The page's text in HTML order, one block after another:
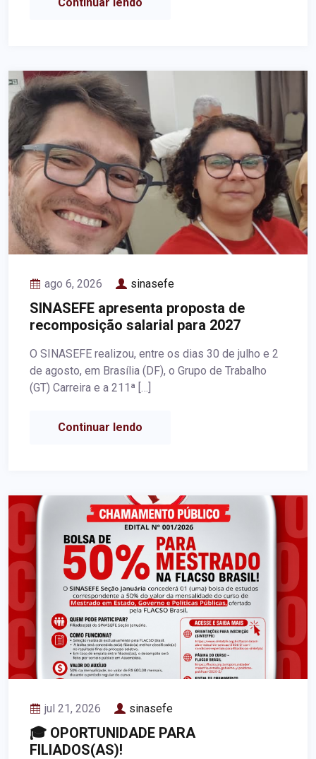
ago 6, 2026 sinasefe
SINASEFE apresenta proposta de
recomposição salarial para 2027
O SINASEFE realizou, entre os dias 30 de julho e 2
de agosto, em Brasília (DF), o Grupo de Trabalho
(GT) Carreira e a 211ª […]
Continuar lendo
jul 21, 2026 sinasefe
🎓 OPORTUNIDADE PARA
FILIADOS(AS)!